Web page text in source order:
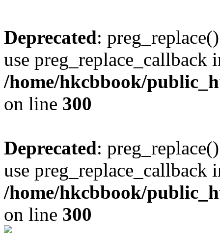
Deprecated:
use preg_replace_callback
/home/hkcbbook/
on line 300
Deprecated:
use preg_replace_callback
/home/hkcbbook/
on line 300